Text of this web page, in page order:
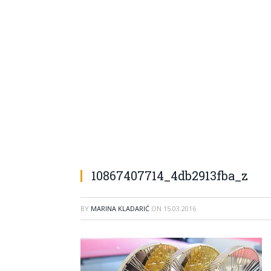
10867407714_4db2913fba_z
BY MARINA KLADARIĆ ON 15.03.2016